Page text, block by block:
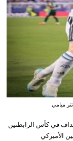
ميامي
هداف في كأس الرابطتين
الأميركي